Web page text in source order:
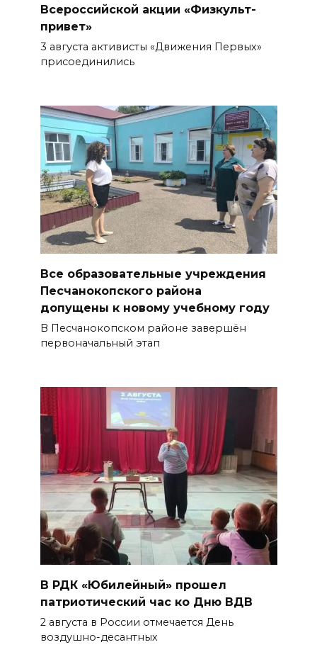
Всероссийской акции «Физкульт-
привет»
3 августа активисты «Движения Первых»
присоединились
Все образовательные учреждения
Песчанокопского района
допущены к новому учебному году
В Песчанокопском районе завершён
первоначальный этап
В РДК «Юбилейный» прошел
патриотический час ко Дню ВДВ
2 августа в России отмечается День
воздушно-десантных